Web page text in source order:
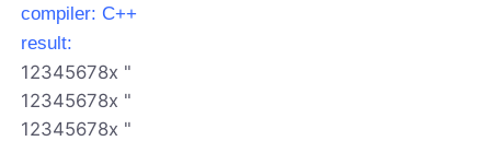
compiler: C++
result:
12345678x "
12345678x "
12345678x "